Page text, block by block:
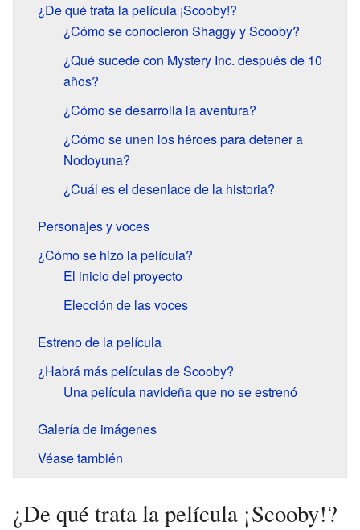
¿De qué trata la película ¡Scooby!?
¿Cómo se conocieron Shaggy y Scooby?
¿Qué sucede con Mystery Inc. después de 10
años?
¿Cómo se desarrolla la aventura?
¿Cómo se unen los héroes para detener a
Nodoyuna?
¿Cuál es el desenlace de la historia?
Personajes y voces
¿Cómo se hizo la película?
El inicio del proyecto
Elección de las voces
Estreno de la película
¿Habrá más películas de Scooby?
Una película navideña que no se estrenó
Galería de imágenes
Véase también
¿De qué trata la película ¡Scooby!?